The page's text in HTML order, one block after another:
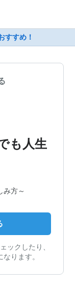
すすめ！
も人生
み方～
ックしたり、
ります。